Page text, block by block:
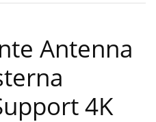
Antenna
4K